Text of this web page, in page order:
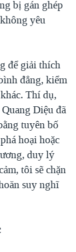
bị gán ghép
yêu
để giải thích
đẳng, kiểm
Thí dụ,
Diệu đã
tuyên bố
hoại hoặc
duy lý
tôi sẽ chặn
suy nghĩ